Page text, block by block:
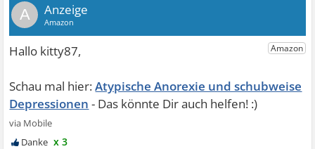
A
Atypische Anorexie und schubweise
Depressionen
x 3